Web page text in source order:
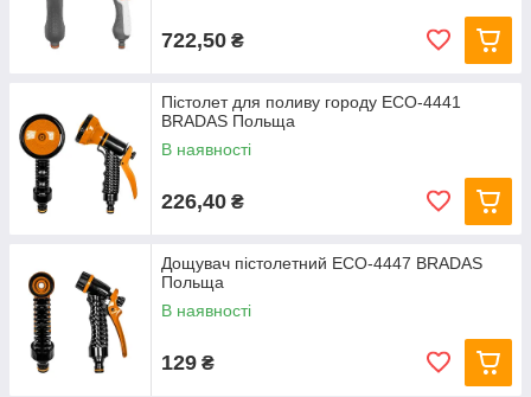
722,50 ₴
Пістолет для поливу городу ECO-4441
BRADAS Польща
В наявності
226,40 ₴
Дощувач пістолетний ECO-4447 BRADAS
Польща
В наявності
129 ₴